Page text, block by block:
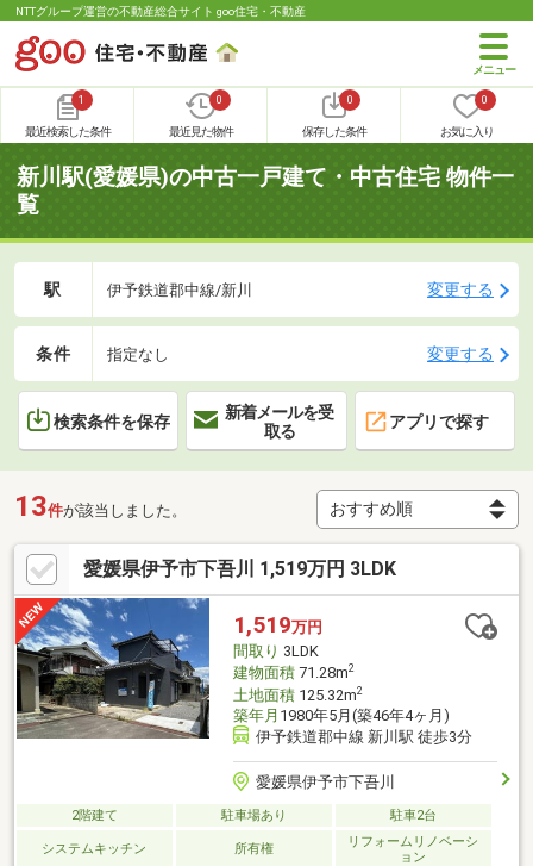
NTTグループ運営の不動産総合サイト goo住宅・不動産
1
最近検索した条件
0
最近見た物件
0
保存した条件
0
お気に入り
新川駅(愛媛県)の中古一戸建て・中古住宅 物件一
覧
駅 伊予鉄道郡中線/新川 変更する
条件 指定なし 変更する
検索条件を保存
新着メールを受
取る
アプリで探す
13件が該当しました。
愛媛県伊予市下吾川 1,519万円 3LDK
1,519万円
間取り 3LDK
建物面積71.28m2
土地面積125.32m2
築年月 1980年5月(築46年4ヶ月)
伊予鉄道郡中線 新川駅 徒歩3分
愛媛県伊予市下吾川
2階建て 駐車場あり 駐車2台
システムキッチン 所有権
リフォームリノベーシ
ョン